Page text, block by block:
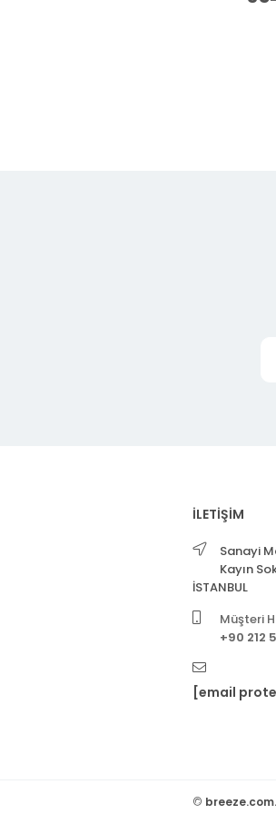
İLETİŞİM
Sanayi
Kayın
İSTANBUL
Müşteri
+90 212
[email
©